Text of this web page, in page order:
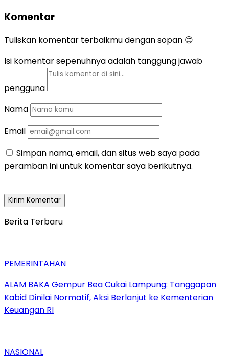
Komentar
Tuliskan komentar terbaikmu dengan sopan 😊
Isi komentar sepenuhnya adalah tanggung jawab
pengguna
Nama
Email
Simpan nama, email, dan situs web saya pada
peramban ini untuk komentar saya berikutnya.
Berita Terbaru
PEMERINTAHAN
ALAM BAKA Gempur Bea Cukai Lampung: Tanggapan
Kabid Dinilai Normatif, Aksi Berlanjut ke Kementerian
Keuangan RI
NASIONAL